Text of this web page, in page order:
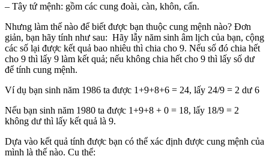
– Tây tứ mệnh: gồm các cung đoài, càn, khôn, cấn.
Nhưng làm thế nào để biết được bạn thuộc cung mệnh nào? Đơn
giản, bạn hãy tính như sau: Hãy lẫy năm sinh âm lịch của bạn, cộng
các số lại được kết quả bao nhiêu thì chia cho 9. Nếu số đó chia hết
cho 9 thì lấy 9 làm kết quả; nếu không chia hết cho 9 thì lấy số dư
để tính cung mệnh.
Ví dụ bạn sinh năm 1986 ta được 1+9+8+6 = 24, lấy 24/9 = 2 dư 6
Nếu bạn sinh năm 1980 ta được 1+9+8 + 0 = 18, lấy 18/9 = 2
không dư thì lấy kết quả là 9.
Dựa vào kết quả tính được bạn có thể xác định được cung mệnh của
mình là thế nào. Cụ thể: